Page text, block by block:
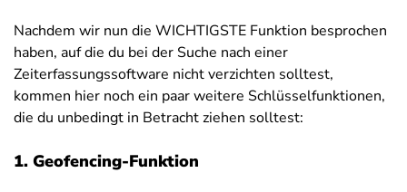
Nachdem wir nun die WICHTIGSTE Funktion besprochen
haben, auf die du bei der Suche nach einer
Zeiterfassungssoftware nicht verzichten solltest,
kommen hier noch ein paar weitere Schlüsselfunktionen,
die du unbedingt in Betracht ziehen solltest:
1. Geofencing-Funktion